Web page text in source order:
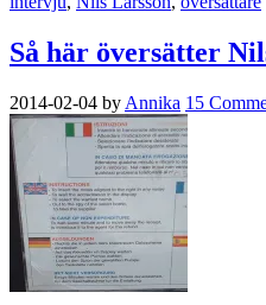
Så här översätter
2014-02-04 by Annika 15